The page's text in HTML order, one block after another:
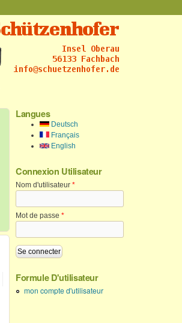
Langues
Deutsch
Français
English
Connexion Utilisateur
Nom d'utilisateur *
Mot de passe *
Formule D'utilisateur
mon compte d'utilisateur